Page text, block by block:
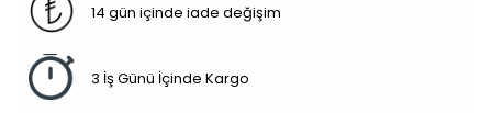
14 gün içinde iade değişim
3 İş Günü İçinde Kargo